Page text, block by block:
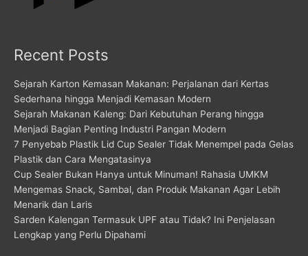
Recent Posts
Sejarah Karton Kemasan Makanan: Perjalanan dari Kertas
Sederhana hingga Menjadi Kemasan Modern
Sejarah Makanan Kaleng: Dari Kebutuhan Perang hingga
Menjadi Bagian Penting Industri Pangan Modern
7 Penyebab Plastik Lid Cup Sealer Tidak Menempel pada Gelas
Plastik dan Cara Mengatasinya
Cup Sealer Bukan Hanya untuk Minuman! Rahasia UMKM
Mengemas Snack, Sambal, dan Produk Makanan Agar Lebih
Menarik dan Laris
Sarden Kalengan Termasuk UPF atau Tidak? Ini Penjelasan
Lengkap yang Perlu Dipahami